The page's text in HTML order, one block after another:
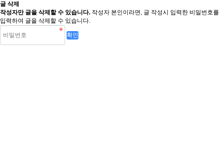
글 삭제
작성자만 글을 삭제할 수 있습니다. 작성자 본인이라면, 글 작성시 입력한 비밀번호를
입력하여 글을 삭제할 수 있습니다.